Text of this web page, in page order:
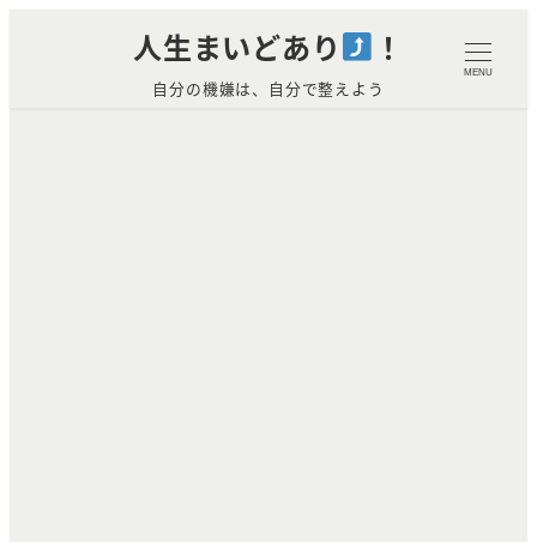
人生まいどあり ！
自分の機嫌は、自分で整えよう
MENU